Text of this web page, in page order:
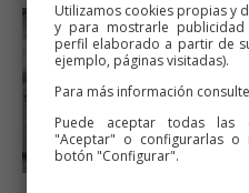
Utilizamos cookies propias y
y para mostrarle
perfil elaborado a partir de
ejemplo, páginas visitadas).
Para más información
Puede aceptar todas las
"Aceptar" o configurarlas o
botón "Configurar".